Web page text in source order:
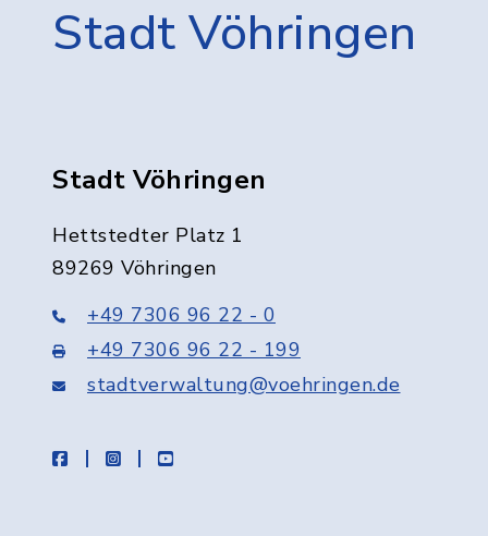
Stadt Vöhringen
Stadt Vöhringen
Hettstedter Platz 1
89269 Vöhringen
+49 7306 96 22 - 0
+49 7306 96 22 - 199
stadtverwaltung@voehringen.de
facebookinstagramyoutube